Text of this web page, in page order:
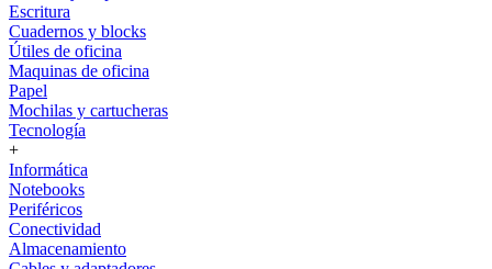
Escritura
Cuadernos y blocks
Útiles de oficina
Maquinas de oficina
Papel
Mochilas y cartucheras
Tecnología
+
Informática
Notebooks
Periféricos
Conectividad
Almacenamiento